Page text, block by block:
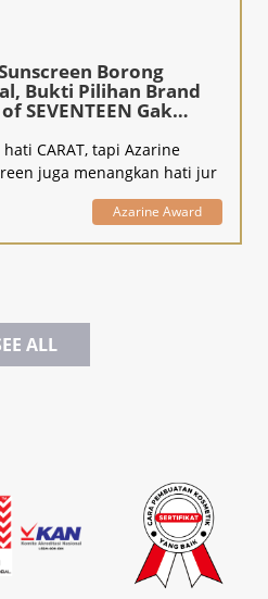
Borong
Bukti Pilihan Brand
SEVENTEEN Gak
CARAT, tapi Azarine
juga menangkan hati jur
Azarine Award
ALL